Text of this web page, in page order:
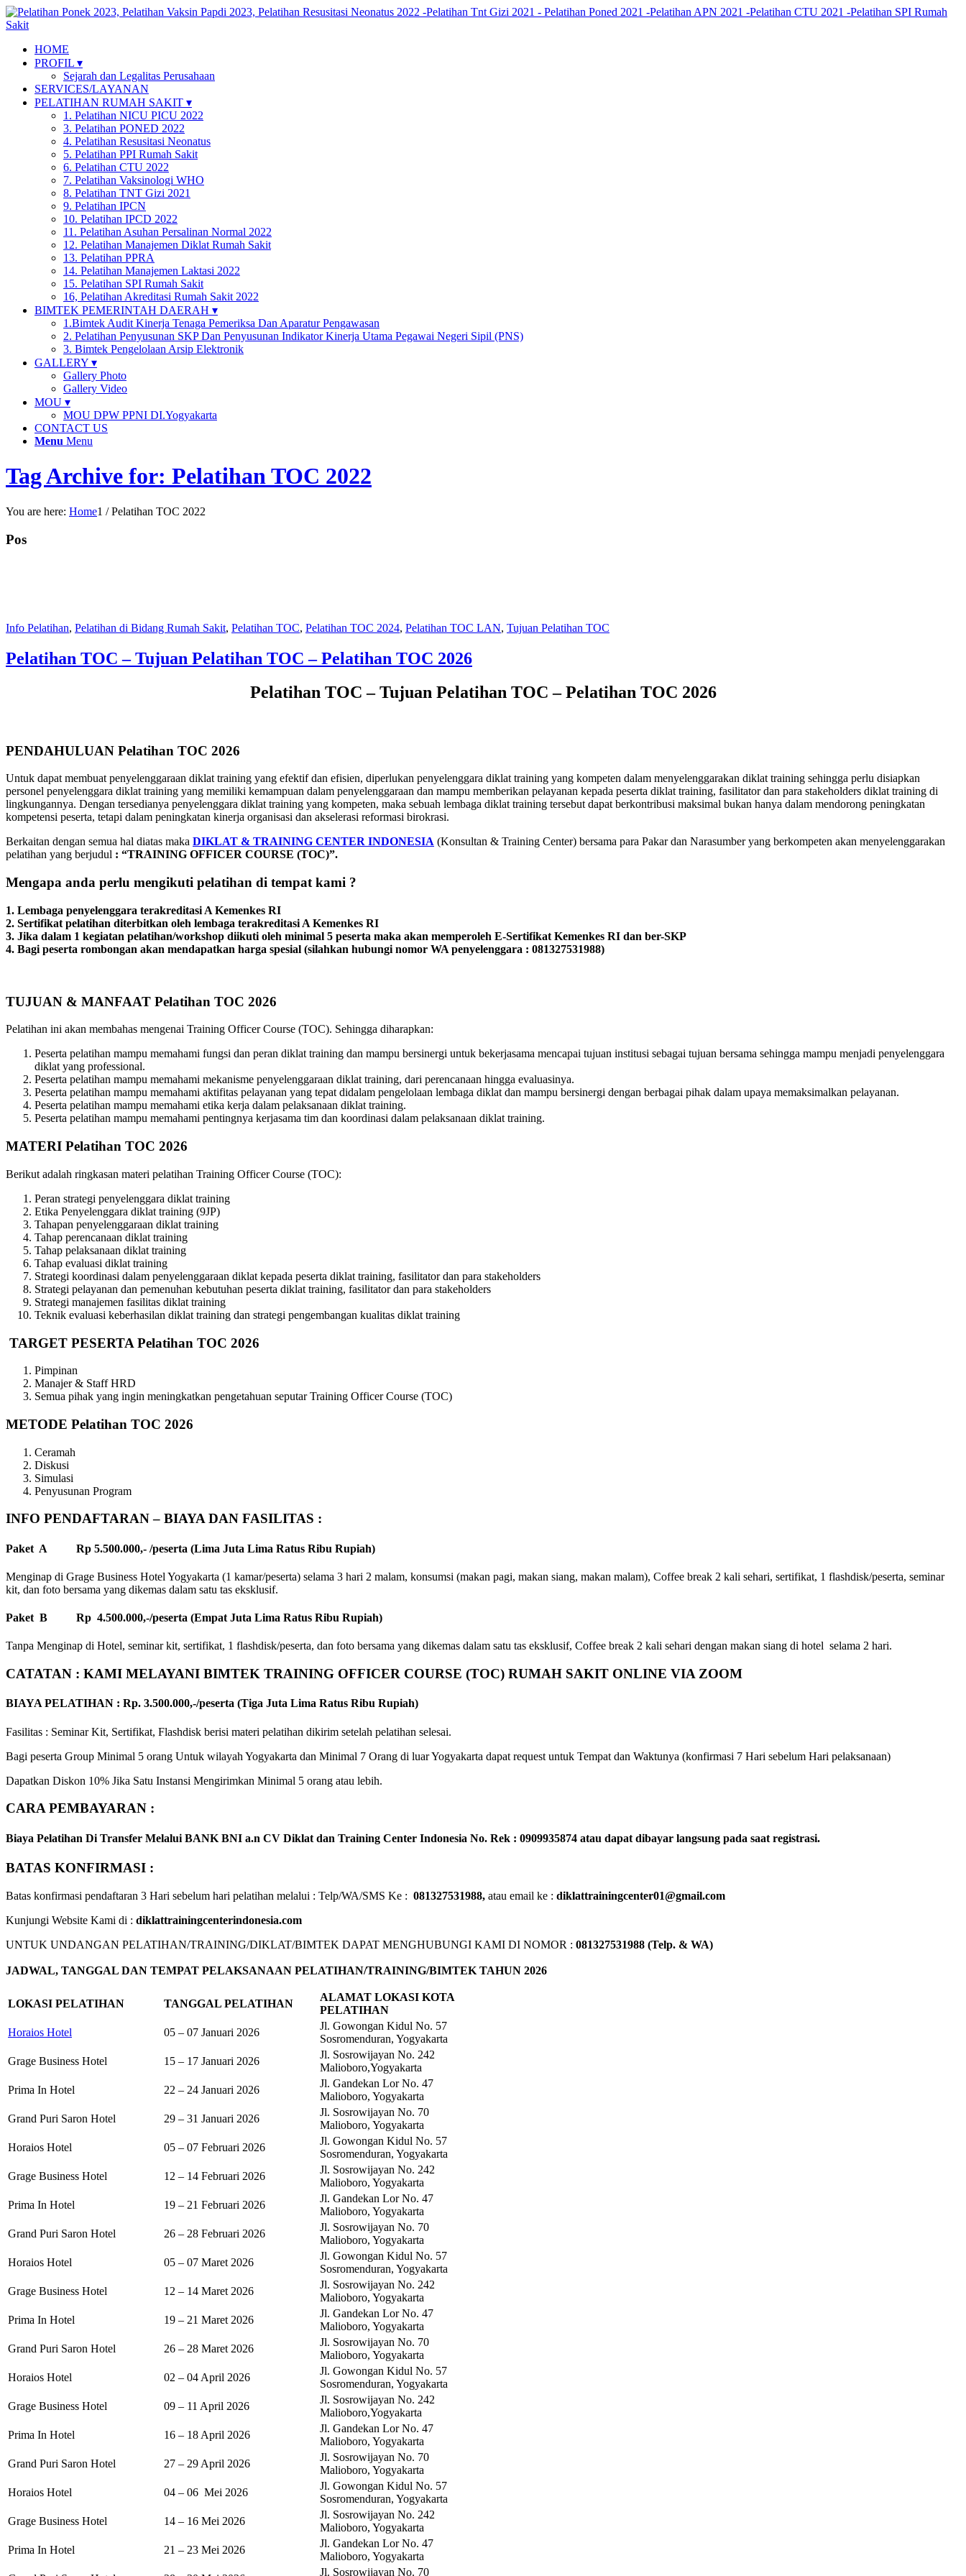
HOME
PROFIL ▾
Sejarah dan Legalitas Perusahaan
SERVICES/LAYANAN
PELATIHAN RUMAH SAKIT ▾
1. Pelatihan NICU PICU 2022
3. Pelatihan PONED 2022
4. Pelatihan Resusitasi Neonatus
5. Pelatihan PPI Rumah Sakit
6. Pelatihan CTU 2022
7. Pelatihan Vaksinologi WHO
8. Pelatihan TNT Gizi 2021
9. Pelatihan IPCN
10. Pelatihan IPCD 2022
11. Pelatihan Asuhan Persalinan Normal 2022
12. Pelatihan Manajemen Diklat Rumah Sakit
13. Pelatihan PPRA
14. Pelatihan Manajemen Laktasi 2022
15. Pelatihan SPI Rumah Sakit
16, Pelatihan Akreditasi Rumah Sakit 2022
BIMTEK PEMERINTAH DAERAH ▾
1.Bimtek Audit Kinerja Tenaga Pemeriksa Dan Aparatur Pengawasan
2. Pelatihan Penyusunan SKP Dan Penyusunan Indikator Kinerja Utama Pegawai Negeri Sipil (PNS)
3. Bimtek Pengelolaan Arsip Elektronik
GALLERY ▾
Gallery Photo
Gallery Video
MOU ▾
MOU DPW PPNI DI.Yogyakarta
CONTACT US
Menu Menu
Tag Archive for: Pelatihan TOC 2022
You are here: Home1 / Pelatihan TOC 2022
Pos
Info Pelatihan, Pelatihan di Bidang Rumah Sakit, Pelatihan TOC, Pelatihan TOC 2024, Pelatihan TOC LAN, Tujuan Pelatihan TOC
Pelatihan TOC – Tujuan Pelatihan TOC – Pelatihan TOC 2026
Pelatihan TOC – Tujuan Pelatihan TOC – Pelatihan TOC 2026
PENDAHULUAN Pelatihan TOC 2026
Untuk dapat membuat penyelenggaraan diklat training yang efektif dan efisien, diperlukan penyelenggara diklat training yang kompeten dalam menyelenggarakan diklat training sehingga perlu disiapkan
personel penyelenggara diklat training yang memiliki kemampuan dalam penyelenggaraan dan mampu memberikan pelayanan kepada peserta diklat training, fasilitator dan para stakeholders diklat training di
lingkungannya. Dengan tersedianya penyelenggara diklat training yang kompeten, maka sebuah lembaga diklat training tersebut dapat berkontribusi maksimal bukan hanya dalam mendorong peningkatan
kompetensi peserta, tetapi dalam peningkatan kinerja organisasi dan akselerasi reformasi birokrasi.
Berkaitan dengan semua hal diatas maka DIKLAT & TRAINING CENTER INDONESIA (Konsultan & Training Center) bersama para Pakar dan Narasumber yang berkompeten akan menyelenggarakan
pelatihan yang berjudul : “TRAINING OFFICER COURSE (TOC)”.
Mengapa anda perlu mengikuti pelatihan di tempat kami ?
1. Lembaga penyelenggara terakreditasi A Kemenkes RI
2. Sertifikat pelatihan diterbitkan oleh lembaga terakreditasi A Kemenkes RI
3. Jika dalam 1 kegiatan pelatihan/workshop diikuti oleh minimal 5 peserta maka akan memperoleh E-Sertifikat Kemenkes RI dan ber-SKP
4. Bagi peserta rombongan akan mendapatkan harga spesial (silahkan hubungi nomor WA penyelenggara : 081327531988)
TUJUAN & MANFAAT Pelatihan TOC 2026
Pelatihan ini akan membahas mengenai Training Officer Course (TOC). Sehingga diharapkan:
Peserta pelatihan mampu memahami fungsi dan peran diklat training dan mampu bersinergi untuk bekerjasama mencapai tujuan institusi sebagai tujuan bersama sehingga mampu menjadi penyelenggara
diklat yang professional.
Peserta pelatihan mampu memahami mekanisme penyelenggaraan diklat training, dari perencanaan hingga evaluasinya.
Peserta pelatihan mampu memahami aktifitas pelayanan yang tepat didalam pengelolaan lembaga diklat dan mampu bersinergi dengan berbagai pihak dalam upaya memaksimalkan pelayanan.
Peserta pelatihan mampu memahami etika kerja dalam pelaksanaan diklat training.
Peserta pelatihan mampu memahami pentingnya kerjasama tim dan koordinasi dalam pelaksanaan diklat training.
MATERI Pelatihan TOC 2026
Berikut adalah ringkasan materi pelatihan Training Officer Course (TOC):
Peran strategi penyelenggara diklat training
Etika Penyelenggara diklat training (9JP)
Tahapan penyelenggaraan diklat training
Tahap perencanaan diklat training
Tahap pelaksanaan diklat training
Tahap evaluasi diklat training
Strategi koordinasi dalam penyelenggaraan diklat kepada peserta diklat training, fasilitator dan para stakeholders
Strategi pelayanan dan pemenuhan kebutuhan peserta diklat training, fasilitator dan para stakeholders
Strategi manajemen fasilitas diklat training
Teknik evaluasi keberhasilan diklat training dan strategi pengembangan kualitas diklat training
TARGET PESERTA Pelatihan TOC 2026
Pimpinan
Manajer & Staff HRD
Semua pihak yang ingin meningkatkan pengetahuan seputar Training Officer Course (TOC)
METODE Pelatihan TOC 2026
Ceramah
Diskusi
Simulasi
Penyusunan Program
INFO PENDAFTARAN – BIAYA DAN FASILITAS :
Paket A Rp 5.500.000,- /peserta (Lima Juta Lima Ratus Ribu Rupiah)
Menginap di Grage Business Hotel Yogyakarta (1 kamar/peserta) selama 3 hari 2 malam, konsumsi (makan pagi, makan siang, makan malam), Coffee break 2 kali sehari, sertifikat, 1 flashdisk/peserta, seminar
kit, dan foto bersama yang dikemas dalam satu tas eksklusif.
Paket B Rp 4.500.000,-/peserta (Empat Juta Lima Ratus Ribu Rupiah)
Tanpa Menginap di Hotel, seminar kit, sertifikat, 1 flashdisk/peserta, dan foto bersama yang dikemas dalam satu tas eksklusif, Coffee break 2 kali sehari dengan makan siang di hotel selama 2 hari.
CATATAN : KAMI MELAYANI BIMTEK TRAINING OFFICER COURSE (TOC) RUMAH SAKIT ONLINE VIA ZOOM
BIAYA PELATIHAN : Rp. 3.500.000,-/peserta (Tiga Juta Lima Ratus Ribu Rupiah)
Fasilitas : Seminar Kit, Sertifikat, Flashdisk berisi materi pelatihan dikirim setelah pelatihan selesai.
Bagi peserta Group Minimal 5 orang Untuk wilayah Yogyakarta dan Minimal 7 Orang di luar Yogyakarta dapat request untuk Tempat dan Waktunya (konfirmasi 7 Hari sebelum Hari pelaksanaan)
Dapatkan Diskon 10% Jika Satu Instansi Mengirimkan Minimal 5 orang atau lebih.
CARA PEMBAYARAN :
Biaya Pelatihan Di Transfer Melalui BANK BNI a.n CV Diklat dan Training Center Indonesia No. Rek : 0909935874 atau dapat dibayar langsung pada saat registrasi.
BATAS KONFIRMASI :
Batas konfirmasi pendaftaran 3 Hari sebelum hari pelatihan melalui : Telp/WA/SMS Ke : 081327531988, atau email ke : diklattrainingcenter01@gmail.com
Kunjungi Website Kami di : diklattrainingcenterindonesia.com
UNTUK UNDANGAN PELATIHAN/TRAINING/DIKLAT/BIMTEK DAPAT MENGHUBUNGI KAMI DI NOMOR : 081327531988 (Telp. & WA)
JADWAL, TANGGAL DAN TEMPAT PELAKSANAAN PELATIHAN/TRAINING/BIMTEK TAHUN 2026
LOKASI PELATIHAN TANGGAL PELATIHAN
ALAMAT LOKASI KOTA
PELATIHAN
Horaios Hotel
05 – 07 Januari 2026
Jl. Gowongan Kidul No. 57
Sosromenduran, Yogyakarta
Grage Business Hotel
15 – 17 Januari 2026
Jl. Sosrowijayan No. 242
Malioboro,Yogyakarta
Prima In Hotel
22 – 24 Januari 2026
Jl. Gandekan Lor No. 47
Malioboro, Yogyakarta
Grand Puri Saron Hotel
29 – 31 Januari 2026
Jl. Sosrowijayan No. 70
Malioboro, Yogyakarta
Horaios Hotel
05 – 07 Februari 2026
Jl. Gowongan Kidul No. 57
Sosromenduran, Yogyakarta
Grage Business Hotel
12 – 14 Februari 2026
Jl. Sosrowijayan No. 242
Malioboro, Yogyakarta
Prima In Hotel
19 – 21 Februari 2026
Jl. Gandekan Lor No. 47
Malioboro, Yogyakarta
Grand Puri Saron Hotel
26 – 28 Februari 2026
Jl. Sosrowijayan No. 70
Malioboro, Yogyakarta
Horaios Hotel
05 – 07 Maret 2026
Jl. Gowongan Kidul No. 57
Sosromenduran, Yogyakarta
Grage Business Hotel
12 – 14 Maret 2026
Jl. Sosrowijayan No. 242
Malioboro, Yogyakarta
Prima In Hotel
19 – 21 Maret 2026
Jl. Gandekan Lor No. 47
Malioboro, Yogyakarta
Grand Puri Saron Hotel
26 – 28 Maret 2026
Jl. Sosrowijayan No. 70
Malioboro, Yogyakarta
Horaios Hotel
02 – 04 April 2026
Jl. Gowongan Kidul No. 57
Sosromenduran, Yogyakarta
Grage Business Hotel
09 – 11 April 2026
Jl. Sosrowijayan No. 242
Malioboro,Yogyakarta
Prima In Hotel
16 – 18 April 2026
Jl. Gandekan Lor No. 47
Malioboro, Yogyakarta
Grand Puri Saron Hotel
27 – 29 April 2026
Jl. Sosrowijayan No. 70
Malioboro, Yogyakarta
Horaios Hotel
04 – 06 Mei 2026
Jl. Gowongan Kidul No. 57
Sosromenduran, Yogyakarta
Grage Business Hotel
14 – 16 Mei 2026
Jl. Sosrowijayan No. 242
Malioboro, Yogyakarta
Prima In Hotel
21 – 23 Mei 2026
Jl. Gandekan Lor No. 47
Malioboro, Yogyakarta
Jl. Sosrowijayan No. 70